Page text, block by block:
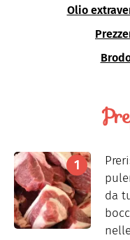
Olio
da